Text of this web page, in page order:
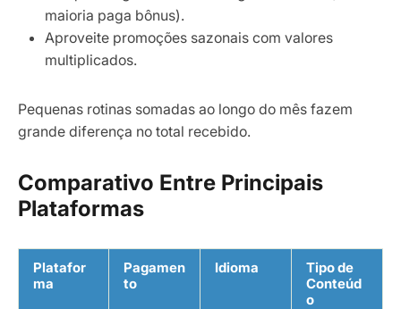
maioria paga bônus).
Aproveite promoções sazonais com valores
multiplicados.
Pequenas rotinas somadas ao longo do mês fazem
grande diferença no total recebido.
Comparativo Entre Principais
Plataformas
Platafor
ma
Pagamen
to
Idioma
Tipo de
Conteúd
o